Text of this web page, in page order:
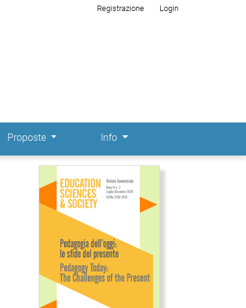
Registrazione Login
Proposte Info
Immagine di copertina